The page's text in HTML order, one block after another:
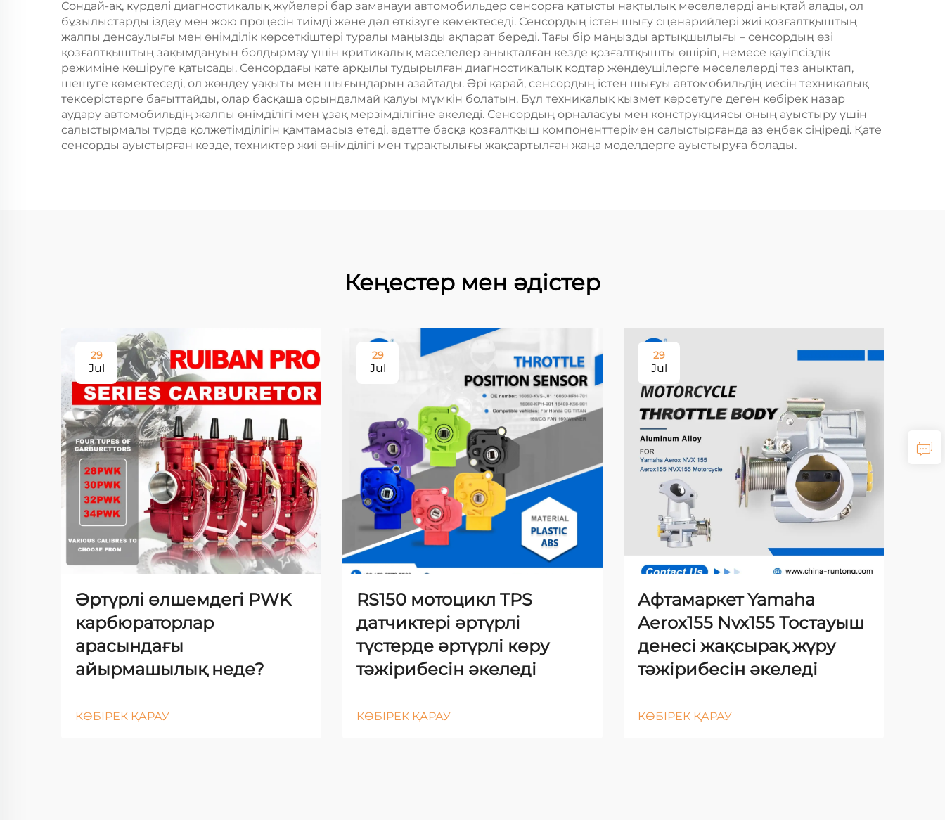
Сондай-ақ, күрделі диагностикалық жүйелері бар заманауи автомобильдер сенсорға қатысты нақтылық мәселелерді анықтай алады, ол
бұзылыстарды іздеу мен жою процесін тиімді және дәл өткізуге көмектеседі. Сенсордың істен шығу сценарийлері жиі қозғалтқыштың
жалпы денсаулығы мен өнімділік көрсеткіштері туралы маңызды ақпарат береді. Тағы бір маңызды артықшылығы – сенсордың өзі
қозғалтқыштың зақымдануын болдырмау үшін критикалық мәселелер анықталған кезде қозғалтқышты өшіріп, немесе қауіпсіздік
режиміне көшіруге қатысады. Сенсордағы қате арқылы тудырылған диагностикалық кодтар жөндеушілерге мәселелерді тез анықтап,
шешуге көмектеседі, ол жөндеу уақыты мен шығындарын азайтады. Әрі қарай, сенсордың істен шығуы автомобильдің иесін техникалық
тексерістерге бағыттайды, олар басқаша орындалмай қалуы мүмкін болатын. Бұл техникалық қызмет көрсетуге деген көбірек назар
аудару автомобильдің жалпы өнімділігі мен ұзақ мерзімділігіне әкеледі. Сенсордың орналасуы мен конструкциясы оның ауыстыру үшін
салыстырмалы түрде қолжетімділігін қамтамасыз етеді, әдетте басқа қозғалтқыш компоненттерімен салыстырғанда аз еңбек сіңіреді. Қате
сенсорды ауыстырған кезде, техниктер жиі өнімділігі мен тұрақтылығы жақсартылған жаңа моделдерге ауыстыруға болады.
Кеңестер мен әдістер
29
Jul
Әртүрлі өлшемдегі PWK
карбюраторлар
арасындағы
айырмашылық неде?
КӨБІРЕК ҚАРАУ
29
Jul
RS150 мотоцикл TPS
датчиктері әртүрлі
түстерде әртүрлі көру
тәжірибесін әкеледі
КӨБІРЕК ҚАРАУ
29
Jul
Афтамаркет Yamaha
Aerox155 Nvx155 Тостауыш
денесі жақсырақ жүру
тәжірибесін әкеледі
КӨБІРЕК ҚАРАУ